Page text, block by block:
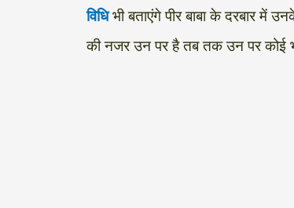
a
t
l
e
c
e
i
t
n
k
p
y
a
r
विधि भी बताएंगे पीर बाबा के दरबार में
की नजर उन पर है तब तक उन पर कोई